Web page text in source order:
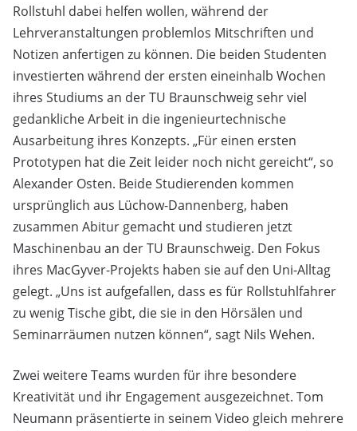
Rollstuhl dabei helfen wollen, während der
Lehrveranstaltungen problemlos Mitschriften und
Notizen anfertigen zu können. Die beiden Studenten
investierten während der ersten eineinhalb Wochen
ihres Studiums an der TU Braunschweig sehr viel
gedankliche Arbeit in die ingenieurtechnische
Ausarbeitung ihres Konzepts. „Für einen ersten
Prototypen hat die Zeit leider noch nicht gereicht“, so
Alexander Osten. Beide Studierenden kommen
ursprünglich aus Lüchow-Dannenberg, haben
zusammen Abitur gemacht und studieren jetzt
Maschinenbau an der TU Braunschweig. Den Fokus
ihres MacGyver-Projekts haben sie auf den Uni-Alltag
gelegt. „Uns ist aufgefallen, dass es für Rollstuhlfahrer
zu wenig Tische gibt, die sie in den Hörsälen und
Seminarräumen nutzen können“, sagt Nils Wehen.
Zwei weitere Teams wurden für ihre besondere
Kreativität und ihr Engagement ausgezeichnet. Tom
Neumann präsentierte in seinem Video gleich mehrere